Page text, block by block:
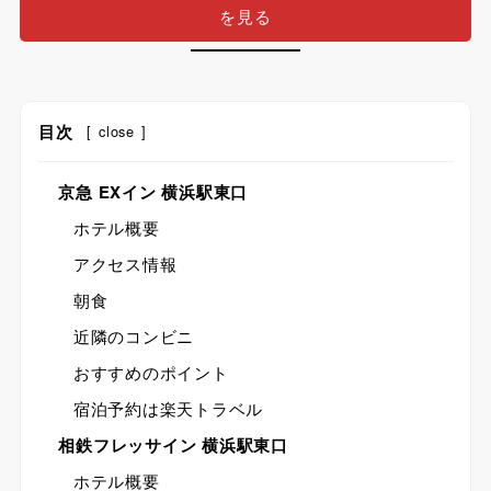
を見る
目次 [ close ]
京急 EXイン 横浜駅東口
ホテル概要
アクセス情報
朝食
近隣のコンビニ
おすすめのポイント
宿泊予約は楽天トラベル
相鉄フレッサイン 横浜駅東口
ホテル概要